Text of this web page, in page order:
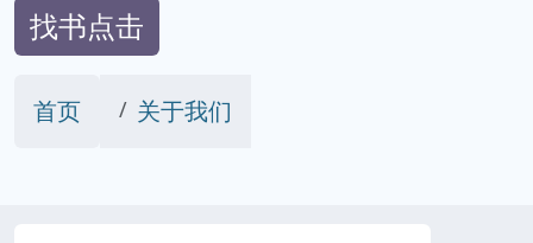
找书点击
首页 关于我们